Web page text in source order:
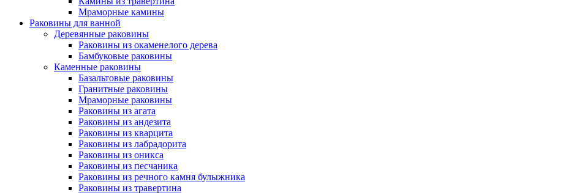
Мраморные камины
Раковины для ванной
Деревянные раковины
Раковины из окаменелого дерева
Бамбуковые раковины
Каменные раковины
Базальтовые раковины
Гранитные раковины
Мраморные раковины
Раковины из агата
Раковины из андезита
Раковины из кварцита
Раковины из лабрадорита
Раковины из оникса
Раковины из песчаника
Раковины из речного камня булыжника
Раковины из травертина